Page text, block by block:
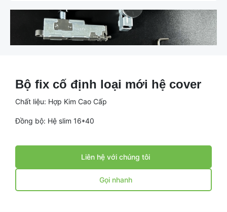
Bộ fix cố định loại mới hệ cover
Chất liệu: Hợp Kim Cao Cấp
Đồng bộ: Hệ slim 16*40
Liên hệ với chúng tôi
Gọi nhanh